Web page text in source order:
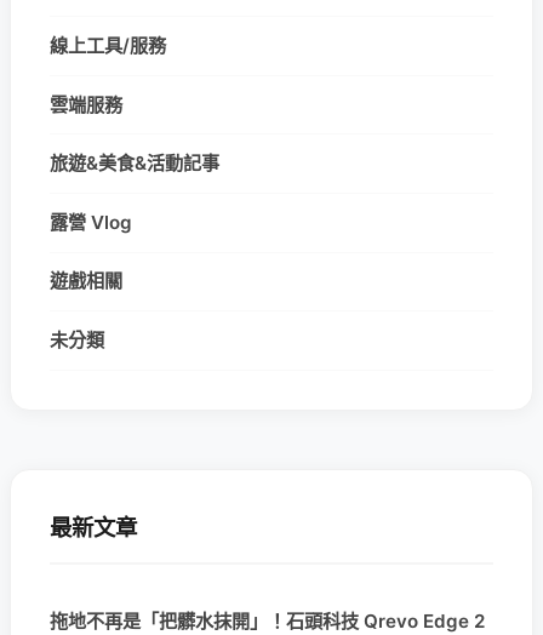
線上工具/服務
雲端服務
旅遊&美食&活動記事
露營 Vlog
遊戲相關
未分類
最新文章
拖地不再是「把髒水抹開」！石頭科技 Qrevo Edge 2